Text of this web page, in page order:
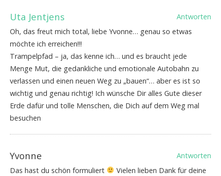
Uta Jentjens
Antworten
Oh, das freut mich total, liebe Yvonne… genau so etwas
möchte ich erreichen!!!
Trampelpfad – ja, das kenne ich… und es braucht jede
Menge Mut, die gedankliche und emotionale Autobahn zu
verlassen und einen neuen Weg zu „bauen“… aber es ist so
wichtig und genau richtig! Ich wünsche Dir alles Gute dieser
Erde dafür und tolle Menschen, die Dich auf dem Weg mal
besuchen
Yvonne
Antworten
Das hast du schön formuliert
Vielen lieben Dank für deine